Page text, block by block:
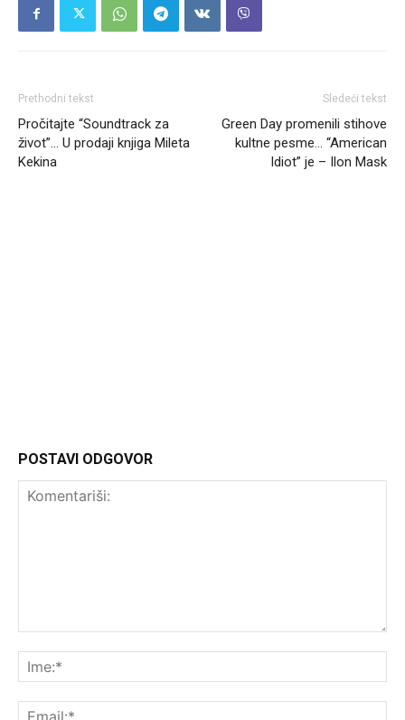
Prethodni tekst
Pročitajte “Soundtrack za
život”… U prodaji knjiga Mileta
Kekina
Sledeći tekst
Green Day promenili stihove
kultne pesme… “American
Idiot” je – Ilon Mask
POSTAVI ODGOVOR